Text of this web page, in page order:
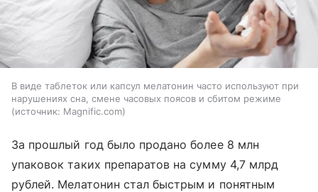
В виде таблеток или капсул мелатонин часто используют при
нарушениях сна, смене часовых поясов и сбитом режиме
источник: Magnific.com
За прошлый год было продано более 8 млн
упаковок таких препаратов на сумму 4,7 млрд
рублей. Мелатонин стал быстрым и понятным